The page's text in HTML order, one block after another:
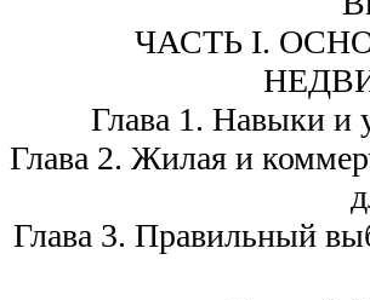
ЧАСТЬ I.
Глава 1. Навыки и
Глава 2. Жилая и
Глава 3. Правильный